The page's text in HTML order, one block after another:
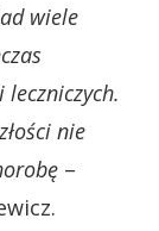
wiele
nie
–